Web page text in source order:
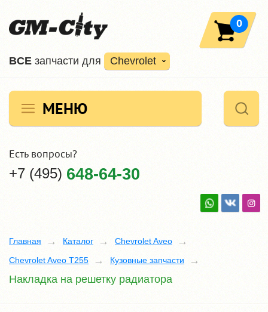
ВCE запчасти для Chevrolet
0
МЕНЮ
Есть вопросы?
+7 (495) 648-64-30
Главная Каталог
Chevrolet Aveo
Chevrolet Aveo T255
Кузовные запчасти
Накладка на решетку радиатора